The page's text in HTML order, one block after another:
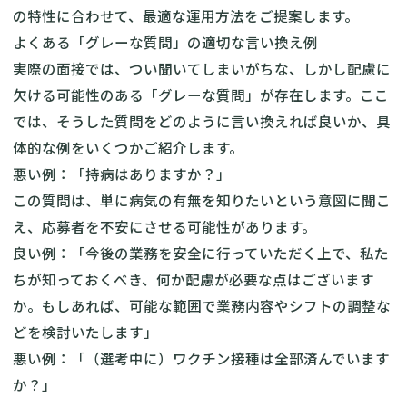
の特性に合わせて、最適な運用方法をご提案します。
よくある「グレーな質問」の適切な言い換え例
実際の面接では、つい聞いてしまいがちな、しかし配慮に
欠ける可能性のある「グレーな質問」が存在します。ここ
では、そうした質問をどのように言い換えれば良いか、具
体的な例をいくつかご紹介します。
悪い例：「持病はありますか？」
この質問は、単に病気の有無を知りたいという意図に聞こ
え、応募者を不安にさせる可能性があります。
良い例：「今後の業務を安全に行っていただく上で、私た
ちが知っておくべき、何か配慮が必要な点はございます
か。もしあれば、可能な範囲で業務内容やシフトの調整な
どを検討いたします」
悪い例：「（選考中に）ワクチン接種は全部済んでいます
か？」